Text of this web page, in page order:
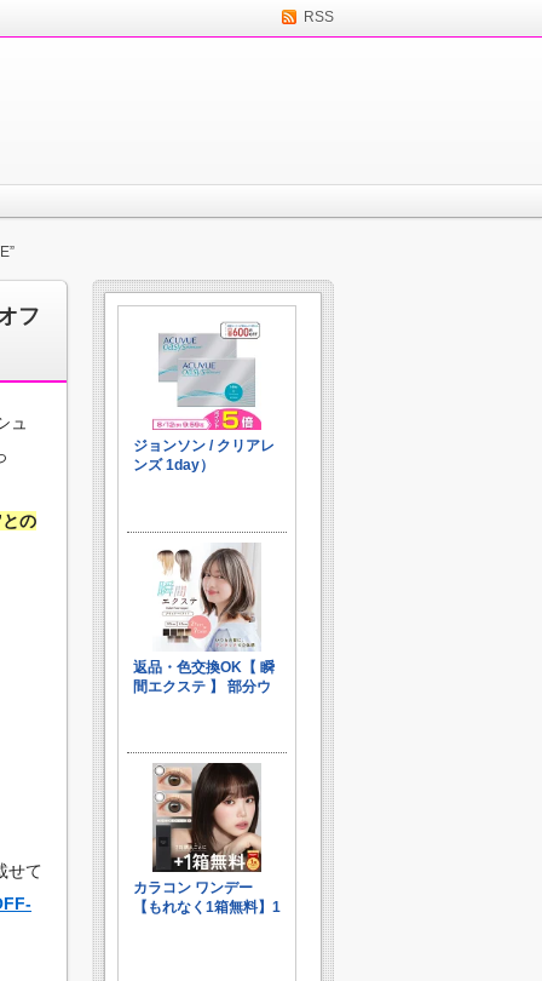
RSS
フ
ュ
の
せて